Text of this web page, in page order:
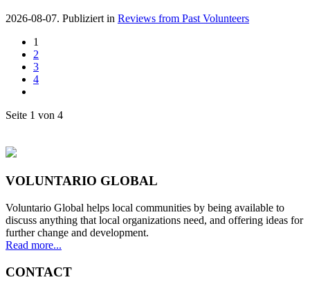
2026-08-07. Publiziert in Reviews from Past Volunteers
1
2
3
4
Seite 1 von 4
VOLUNTARIO GLOBAL
Voluntario Global helps local communities by being available to
discuss anything that local organizations need, and offering ideas for
further change and development.
Read more...
CONTACT